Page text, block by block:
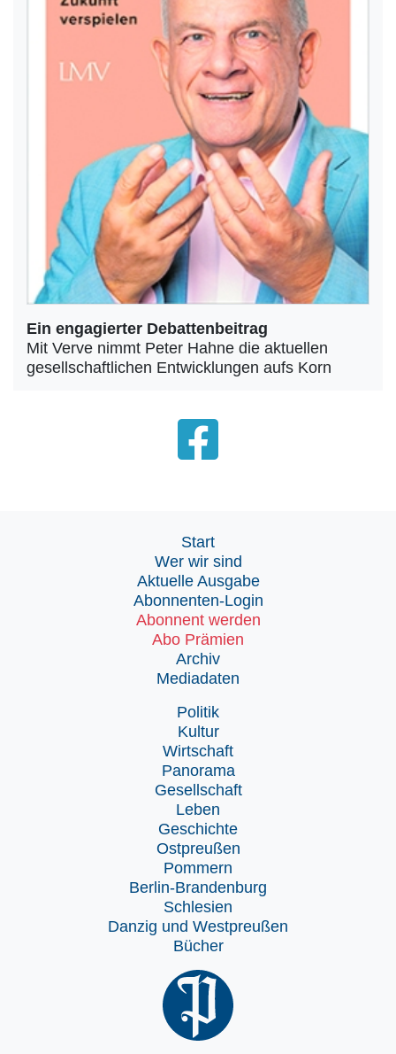
Ein engagierter Debattenbeitrag
Mit Verve nimmt Peter Hahne die aktuellen
gesellschaftlichen Entwicklungen aufs Korn
Start
Wer wir sind
Aktuelle Ausgabe
Abonnenten-Login
Abonnent werden
Abo Prämien
Archiv
Mediadaten
Politik
Kultur
Wirtschaft
Panorama
Gesellschaft
Leben
Geschichte
Ostpreußen
Pommern
Berlin-Brandenburg
Schlesien
Danzig und Westpreußen
Bücher